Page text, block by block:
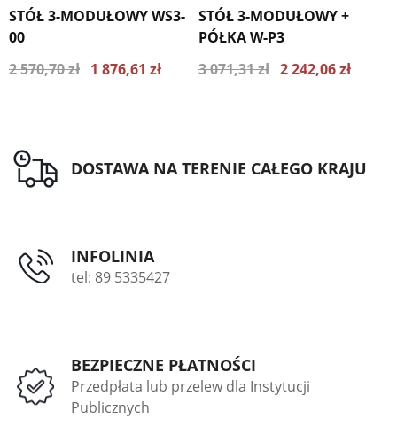
STÓŁ 3-MODUŁOWY WS3-
00
2 570,70 zł 1 876,61 zł
STÓŁ 3-MODUŁOWY +
PÓŁKA W-P3
3 071,31 zł 2 242,06 zł
DOSTAWA NA TERENIE CAŁEGO KRAJU
INFOLINIA
tel: 89 5335427
BEZPIECZNE PŁATNOŚCI
Przedpłata lub przelew dla Instytucji
Publicznych